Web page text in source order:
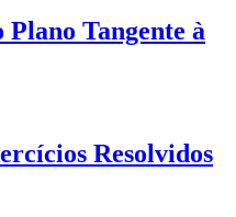
Plano Tangente à
Resolvidos